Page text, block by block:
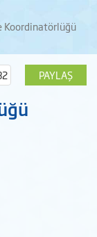
Koordinatörlüğü
PAYLAŞ